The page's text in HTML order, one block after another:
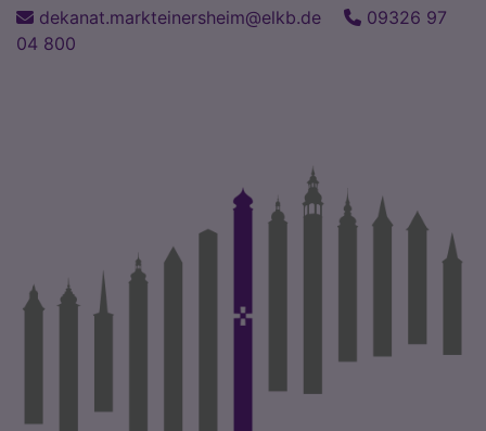
Direkt
zum
dekanat.markteinersheim@elkb.de
09326 97
04 800